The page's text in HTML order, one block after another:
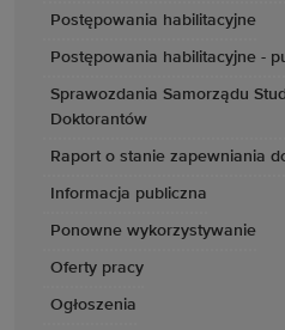
Postępowania habilitacyjne
Postępowania habilitacyjne -
Sprawozdania Samorządu
Doktorantów
Raport o stanie zapewniania
Informacja publiczna
Ponowne wykorzystywanie
Oferty pracy
Ogłoszenia